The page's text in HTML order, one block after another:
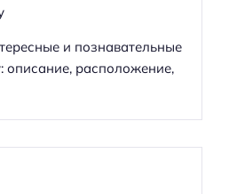
и познавательные
описание, расположение,